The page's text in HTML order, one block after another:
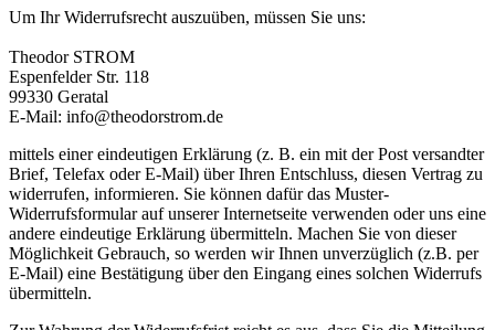
Um Ihr Widerrufsrecht auszuüben, müssen Sie uns:
Theodor STROM
Espenfelder Str. 118
99330 Geratal
E-Mail: info@theodorstrom.de
mittels einer eindeutigen Erklärung (z. B. ein mit der Post versandter
Brief, Telefax oder E-Mail) über Ihren Entschluss, diesen Vertrag zu
widerrufen, informieren. Sie können dafür das Muster-
Widerrufsformular auf unserer Internetseite verwenden oder uns eine
andere eindeutige Erklärung übermitteln. Machen Sie von dieser
Möglichkeit Gebrauch, so werden wir Ihnen unverzüglich (z.B. per
E-Mail) eine Bestätigung über den Eingang eines solchen Widerrufs
übermitteln.